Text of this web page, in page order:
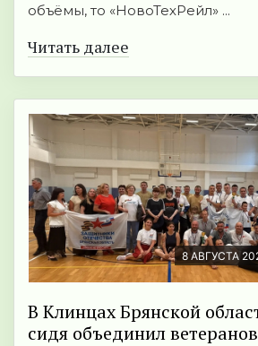
объёмы, то «НовоТехРейл» ...
Читать далее
8 АВГУСТА
В Клинцах Брянской
сидя объединил